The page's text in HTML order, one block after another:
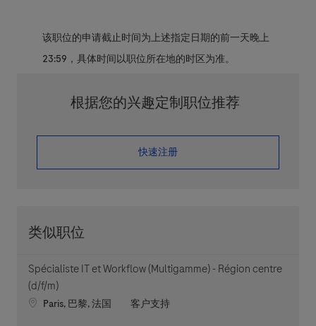
该职位的申请截止时间为上述指定日期的前一天晚上
23:59，具体时间以职位所在地的时区为准。
根据您的兴趣定制职位推荐
​​​​​​​快速注册
类似职位
Spécialiste IT et Workflow (Multigamme) - Région centre
(d/f/m)
Location
Paris, 巴黎, 法国 职位类别
客户支持